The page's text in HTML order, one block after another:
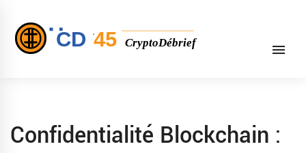
Confidentialité Blockchain :